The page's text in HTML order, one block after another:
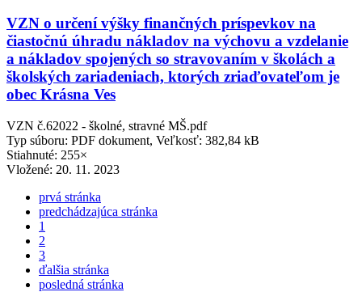
VZN o určení výšky finančných príspevkov na
čiastočnú úhradu nákladov na výchovu a vzdelanie
a nákladov spojených so stravovaním v školách a
školských zariadeniach, ktorých zriaďovateľom je
obec Krásna Ves
VZN č.62022 - školné, stravné MŠ.pdf
Typ súboru: PDF dokument, Veľkosť: 382,84 kB
Stiahnuté: 255×
Vložené: 20. 11. 2023
prvá stránka
predchádzajúca stránka
1
2
3
ďalšia stránka
posledná stránka